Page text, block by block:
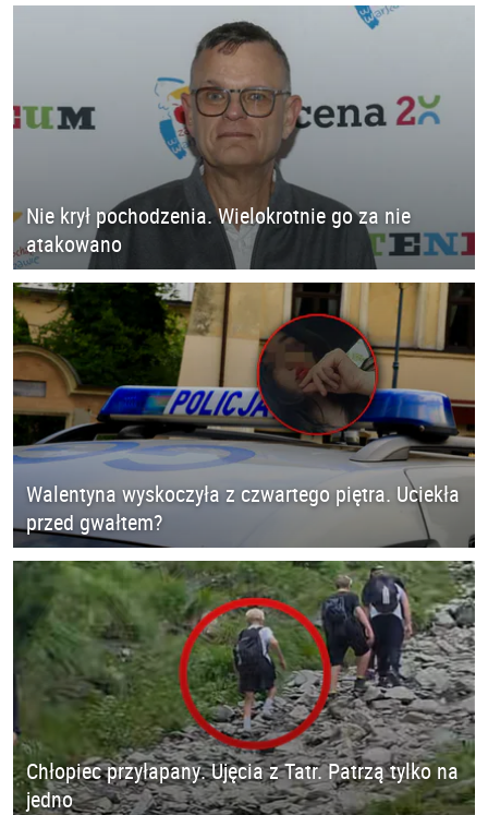
Nie krył pochodzenia. Wielokrotnie go za nie
atakowano
Walentyna wyskoczyła z czwartego piętra. Uciekła
przed gwałtem?
Chłopiec przyłapany. Ujęcia z Tatr. Patrzą tylko na
jedno